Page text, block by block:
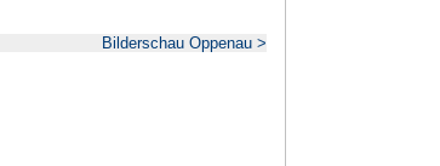
Bilderschau Oppenau >